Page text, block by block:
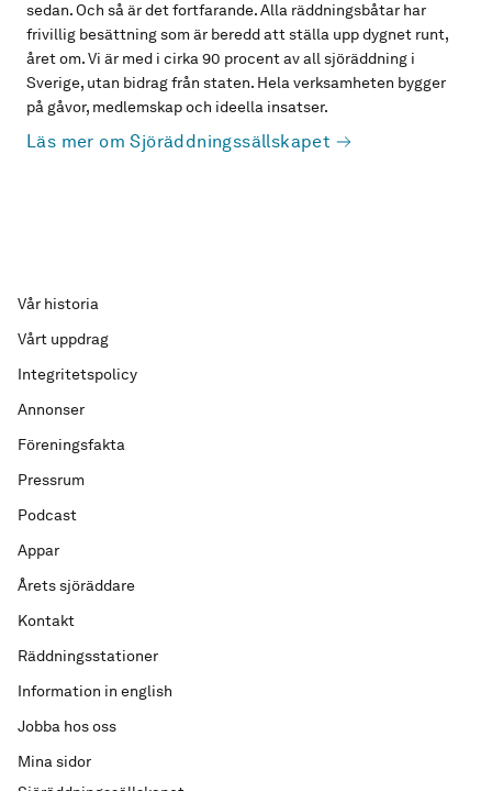
sedan. Och så är det fortfarande. Alla räddningsbåtar har
frivillig besättning som är beredd att ställa upp dygnet runt,
året om. Vi är med i cirka 90 procent av all sjöräddning i
Sverige, utan bidrag från staten. Hela verksamheten bygger
på gåvor, medlemskap och ideella insatser.
Läs mer om Sjöräddningssällskapet
Vår historia
Vårt uppdrag
Integritetspolicy
Annonser
Föreningsfakta
Pressrum
Podcast
Appar
Årets sjöräddare
Kontakt
Räddningsstationer
Information in english
Jobba hos oss
Mina sidor